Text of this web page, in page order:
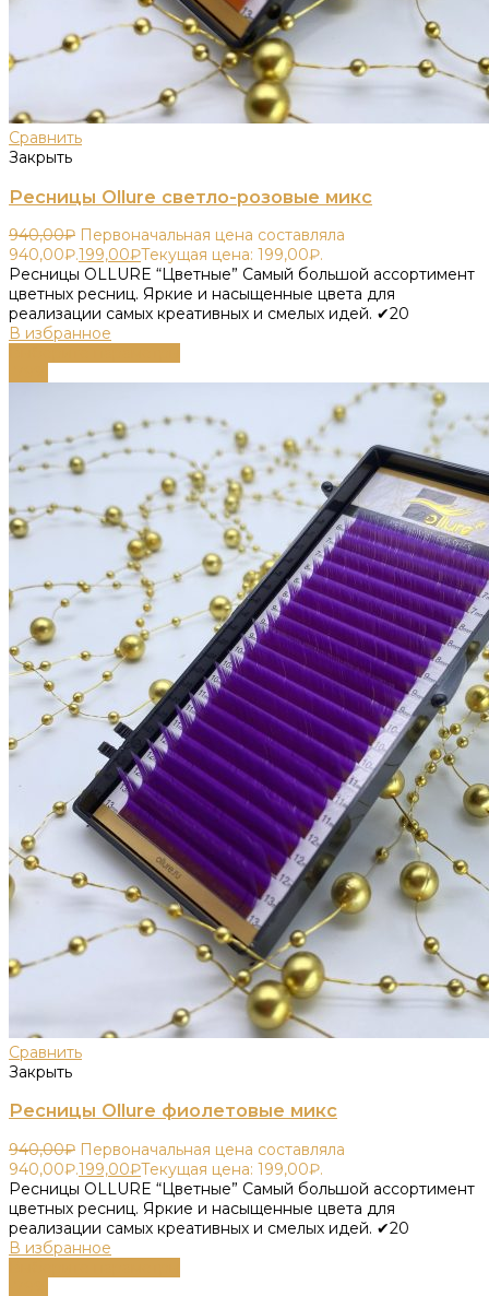
Сравнить
Закрыть
Ресницы Ollure светло-розовые микс
940,00₽ Первоначальная цена составляла
940,00₽.199,00₽Текущая цена: 199,00₽.
Ресницы OLLURE “Цветные” Самый большой ассортимент
цветных ресниц. Яркие и насыщенные цвета для
реализации самых креативных и смелых идей. ✔20
В избранное
Сравнить
Закрыть
Ресницы Ollure фиолетовые микс
940,00₽ Первоначальная цена составляла
940,00₽.199,00₽Текущая цена: 199,00₽.
Ресницы OLLURE “Цветные” Самый большой ассортимент
цветных ресниц. Яркие и насыщенные цвета для
реализации самых креативных и смелых идей. ✔20
В избранное